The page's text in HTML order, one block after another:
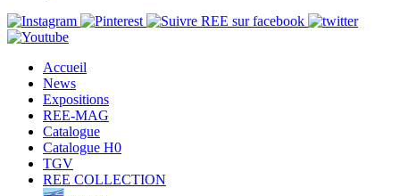
Accueil
News
Expositions
REE-MAG
Catalogue
Catalogue H0
TGV
REE COLLECTION